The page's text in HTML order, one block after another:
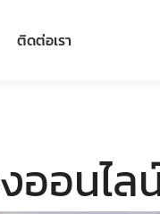
ติดต่อเรา
ออนไล